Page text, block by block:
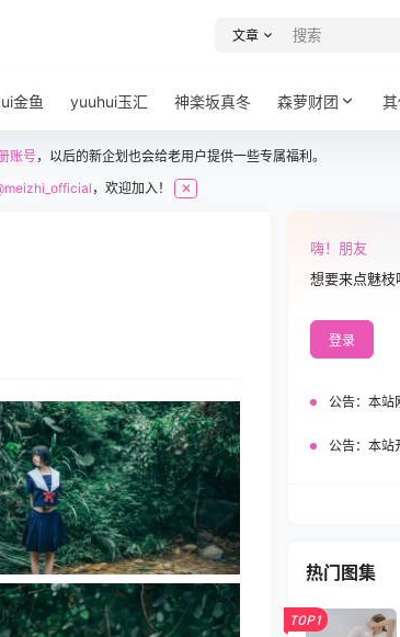
文章
金鱼 yuuhui玉汇 神楽坂真冬 森萝财团
账号，以后的新企划也会给老用户提供一些专属福利。
，欢迎加入！ ✕
嗨！朋友
想要来点魅枝
登录
公告： 本站刚
公告： 本站
热门图集
TOP1